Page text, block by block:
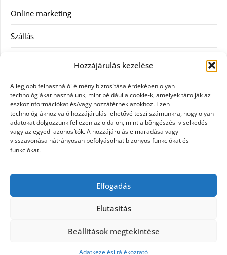
Hozzájárulás kezelése
A legjobb felhasználói élmény biztosítása érdekében olyan
technológiákat használunk, mint például a cookie-k, amelyek tárolják az
eszközinformációkat és/vagy hozzáférnek azokhoz. Ezen
technológiákhoz való hozzájárulás lehetővé teszi számunkra, hogy olyan
adatokat dolgozzunk fel ezen az oldalon, mint a böngészési viselkedés
vagy az egyedi azonosítók. A hozzájárulás elmaradása vagy
visszavonása hátrányosan befolyásolhat bizonyos funkciókat és
funkciókat.
Elfogadás
Elutasítás
Beállítások megtekintése
Adatkezelési tájékoztató
Online marketing
Szállás
Szellőztető
Szolgáltatás
Táskák
Utazás
Vásárlás
Webáruházak
WordPress Theme